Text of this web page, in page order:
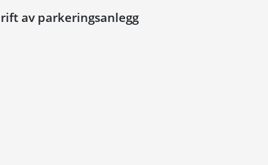
av parkeringsanlegg